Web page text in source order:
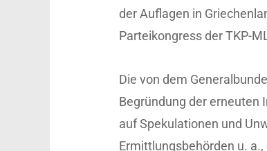
der Auflagen in
Parteikongress der TKP-
Die von dem
Begründung der erneuten
auf Spekulationen und
Ermittlungsbehörden u.